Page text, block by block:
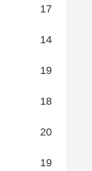
17
14
19
18
20
19